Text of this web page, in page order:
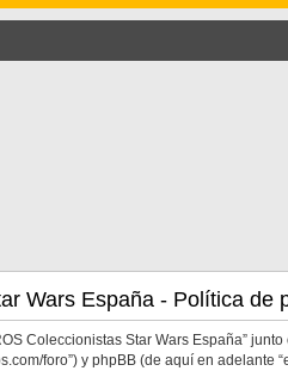
Wars España - Política de
Coleccionistas Star Wars España”
foro”) y phpBB (de aquí en adelante